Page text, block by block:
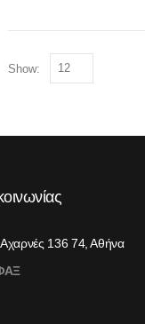
Show:
136 74, Αθήνα